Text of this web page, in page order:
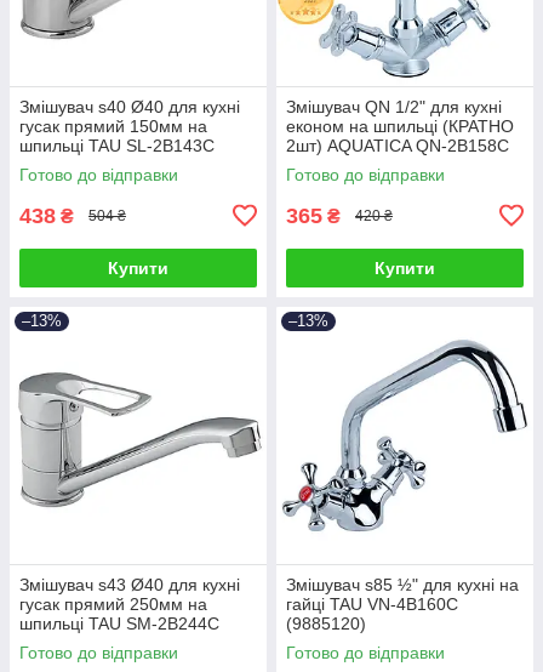
Змішувач s40 Ø40 для кухні
гусак прямий 150мм на
шпильці TAU SL-2B143C
(9840120)
Готово до відправки
438 ₴ 504 ₴
Купити
Змішувач QN 1/2" для кухні
економ на шпильці (КРАТНО
2шт) AQUATICA QN-2B158C
(9786100)
Готово до відправки
365 ₴ 420 ₴
Купити
–13%
Змішувач s43 Ø40 для кухні
гусак прямий 250мм на
шпильці TAU SM-2B244C
(9843130)
Готово до відправки
–13%
Змішувач s85 ½" для кухні на
гайці TAU VN-4B160C
(9885120)
Готово до відправки